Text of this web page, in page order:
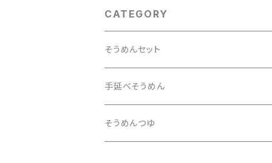
CATEGORY
そうめんセット
旅するそうめんセット
手延べそうめん
そうめんつゆ